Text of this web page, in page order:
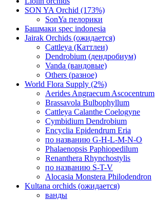
SON YA Orchid (173%)
SonYa пелорики
Башмаки spec indonesia
Jairak Orchids (ожидается)
Cattleya (Каттлеи)
Dendrobium (дендробиум)
Vanda (вандовые)
Others (разное)
World Flora Supply (2%)
Aerides Angraecum Ascocentrum
Brassavola Bulbophyllum
Cattleya Calanthe Coelogyne
Cymbidium Dendrobium
Encyclia Epidendrum Eria
по названию G-H-L-M-N-O
Phalaenopsis Paphiopedilum
Renanthera Rhynchostylis
по названию S-T-V
Alocasia Monstera Philodendron
Kultana orchids (ожидается)
ванды